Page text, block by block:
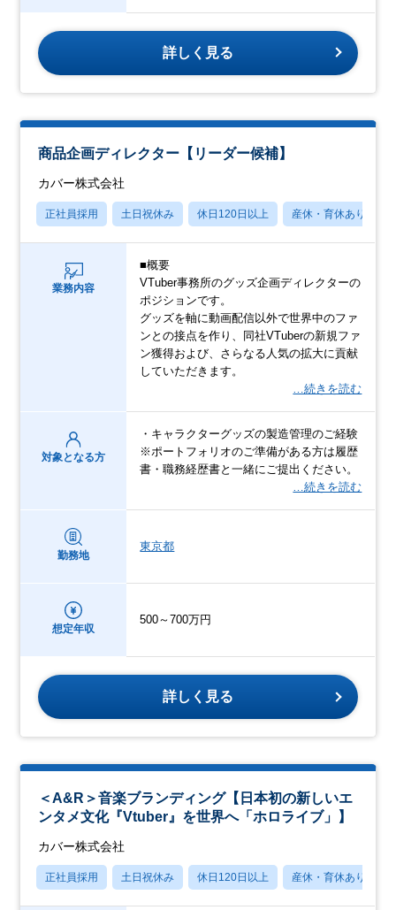
詳しく見る
商品企画ディレクター【リーダー候補】
カバー株式会社
正社員採用 土日祝休み 休日120日以上 産休・育休あり
業務内容
■概要
VTuber事務所のグッズ企画ディレクターの
ポジションです。
グッズを軸に動画配信以外で世界中のファ
ンとの接点を作り、同社VTuberの新規ファ
ン獲得および、さらなる人気の拡大に貢献
していただきます。
…続きを読む
対象となる方
・キャラクターグッズの製造管理のご経験
※ポートフォリオのご準備がある方は履歴
書・職務経歴書と一緒にご提出ください。
…続きを読む
勤務地
東京都
想定年収
500～700万円
詳しく見る
＜A&R＞音楽ブランディング【日本初の新しいエ
ンタメ文化『Vtuber』を世界へ「ホロライブ」】
カバー株式会社
正社員採用 土日祝休み 休日120日以上 産休・育休あり